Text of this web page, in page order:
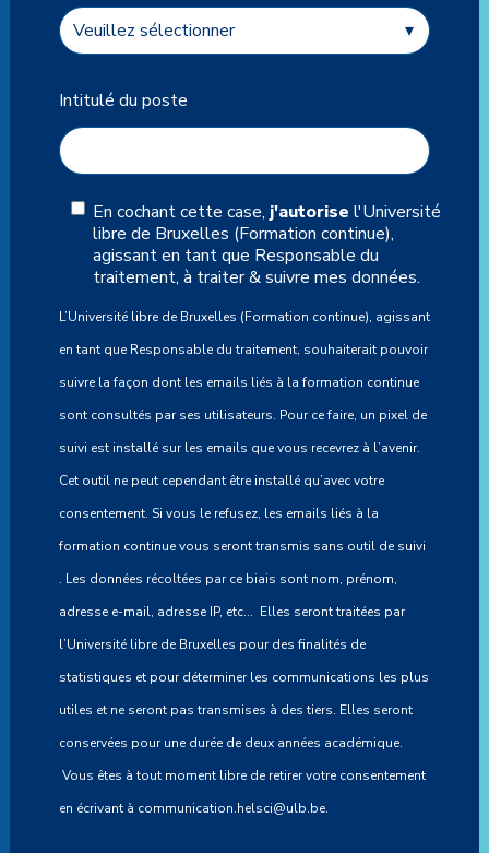
Intitulé du poste
En cochant cette case,j'autorisel'Université
libre de Bruxelles (Formation continue),
agissant en tant que Responsable du
traitement, à traiter & suivre mes données.
L’Université libre de Bruxelles (Formation continue), agissant
en tant que Responsable du traitement, souhaiterait pouvoir
suivre la façon dont les emails liés à la formation continue
sont consultés par ses utilisateurs. Pour ce faire, un pixel de
suivi est installé sur les emails que vous recevrez à l’avenir.
Cet outil ne peut cependant être installé qu’avec votre
consentement. Si vous le refusez, les emails liés à la
formation continue vous seront transmis sans outil de suivi
. Les données récoltées par ce biais sont nom, prénom,
adresse e-mail, adresse IP, etc... Elles seront traitées par
l’Université libre de Bruxelles pour des finalités de
statistiques et pour déterminer les communications les plus
utiles et ne seront pas transmises à des tiers. Elles seront
conservées pour une durée de deux années académique.
Vous êtes à tout moment libre de retirer votre consentement
en écrivant à communication.helsci@ulb.be.